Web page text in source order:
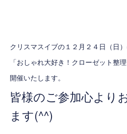
クリスマスイブの１２月２４日（日
「おしゃれ大好き！クローゼット整
開催いたします。
皆様のご参加心より
ます(^^)